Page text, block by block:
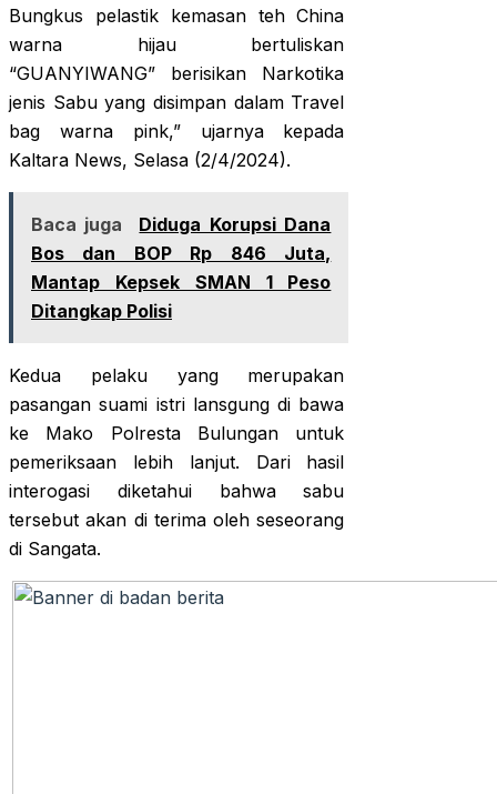
Bungkus pelastik kemasan teh China
warna hijau bertuliskan
“GUANYIWANG” berisikan Narkotika
jenis Sabu yang disimpan dalam Travel
bag warna pink,” ujarnya kepada
Kaltara News, Selasa (2/4/2024).
Baca juga
Diduga Korupsi Dana
Bos dan BOP Rp 846 Juta,
Mantap Kepsek SMAN 1 Peso
Ditangkap Polisi
Kedua pelaku yang merupakan
pasangan suami istri lansgung di bawa
ke Mako Polresta Bulungan untuk
pemeriksaan lebih lanjut. Dari hasil
interogasi diketahui bahwa sabu
tersebut akan di terima oleh seseorang
di Sangata.